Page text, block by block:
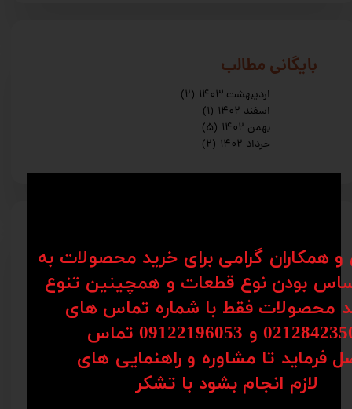
اردیبهشت ۱۴۰۳
(۲)
اسفند ۱۴۰۲
(۱)
بهمن ۱۴۰۲
(۵)
خرداد ۱۴۰۲
(۲)
​بایگانی مطالب
​اخرین مطالب
کاربرد ریل در صنعت cnc (سی ان سی) چیست
؟
۰۳ خرداد ۰۳
مزایا دستگاه های CNC
سروو موتور چیست ؟
همکاران گرامی برای خرید محصولات به
بودن نوع قطعات و همچینین تنوع
کد محصولات فقط با شماره تماس های
و 09122196053​​​​​​​ تماس
فرماید تا مشاوره و راهنمایی های
​​​​​​​لازم انجام بشود با تشکر​​​​​​​